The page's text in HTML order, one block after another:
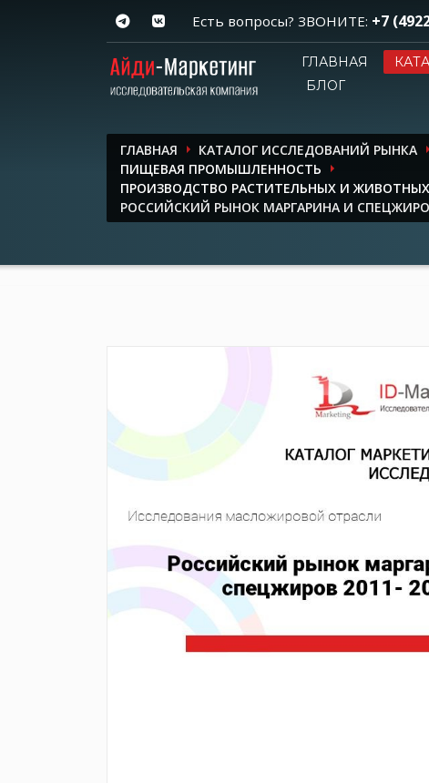
Есть вопросы? ЗВОНИТЕ: +7
ГЛАВНАЯ
БЛОГ
ГЛАВНАЯ
КАТАЛОГ ИССЛЕДОВАНИЙ РЫНКА
ПИЩЕВАЯ ПРОМЫШЛЕННОСТЬ
ПРОИЗВОДСТВО РАСТИТЕЛЬНЫХ И
РОССИЙСКИЙ РЫНОК МАРГАРИНА И СПЕЦЖИРОВ